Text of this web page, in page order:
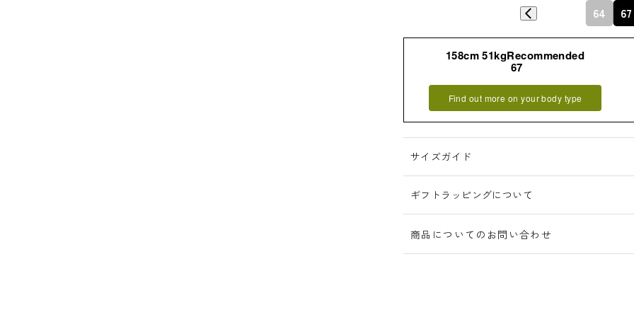
詳細はこちら
64 67
158cm 51kgRecommended
67
Find out more on your body type
サイズガイド
ギフトラッピングについて
商品についてのお問い合わせ